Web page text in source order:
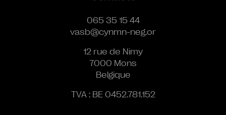
065 35 15 44
vasb@cynmn-neg.or
12 rue de Nimy
7000 Mons
Belgique
TVA : BE 0452.781.152